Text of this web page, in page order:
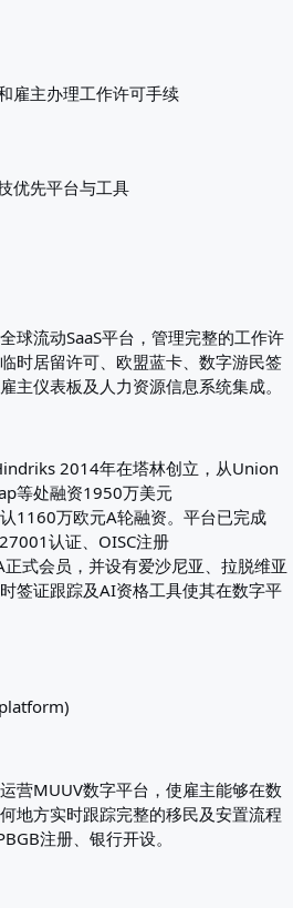
雇主办理工作许可手续
优先平台与工具
球流动SaaS平台，管理完整的工作许
居留许可、欧盟蓝卡、数字游民签
仪表板及人力资源信息系统集成。
2014年在塔林创立，从Union
等处融资1950万美元
1160万欧元A轮融资。平台已完成
认证、OISC注册
正式会员，并设有爱沙尼亚、拉脱维亚
签证跟踪及AI资格工具使其在数字平
营MUUV数字平台，使雇主能够在数
地方实时跟踪完整的移民及安置流程
注册、银行开设。